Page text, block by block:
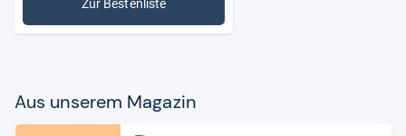
Zur Bestenliste
: Bilderdienste
Aus unse­rem Maga­zin